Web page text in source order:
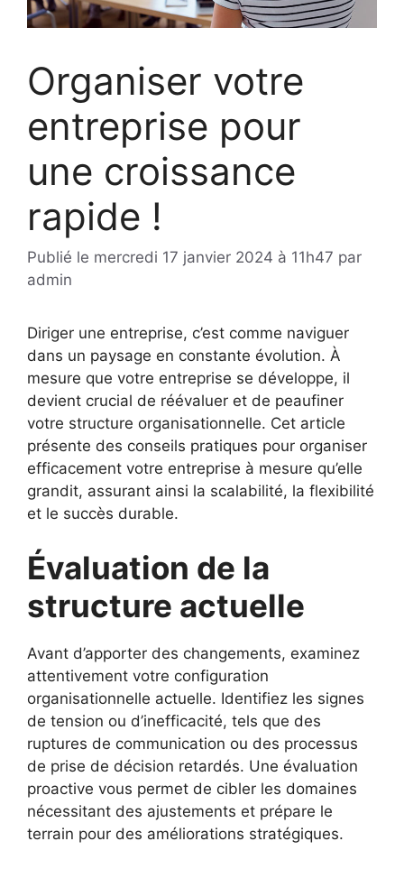
Organiser votre
entreprise pour
une croissance
rapide !
Publié le mercredi 17 janvier 2024 à 11h47 par
admin
Diriger une entreprise, c’est comme naviguer
dans un paysage en constante évolution. À
mesure que votre entreprise se développe, il
devient crucial de réévaluer et de peaufiner
votre structure organisationnelle. Cet article
présente des conseils pratiques pour organiser
efficacement votre entreprise à mesure qu’elle
grandit, assurant ainsi la scalabilité, la flexibilité
et le succès durable.
Évaluation de la
structure actuelle
Avant d’apporter des changements, examinez
attentivement votre configuration
organisationnelle actuelle. Identifiez les signes
de tension ou d’inefficacité, tels que des
ruptures de communication ou des processus
de prise de décision retardés. Une évaluation
proactive vous permet de cibler les domaines
nécessitant des ajustements et prépare le
terrain pour des améliorations stratégiques.